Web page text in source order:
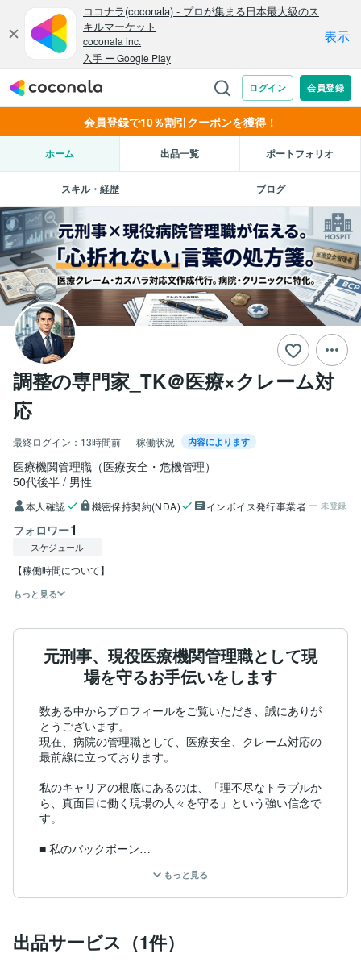
会員登録で10％割引クーポンを獲得！
ホーム 出品一覧 ポートフォリオ
スキル・経歴 ブログ
調整の専門家_TK＠医療×クレーム対
応
最終ログイン： 13時間前 稼働状況 内容によります
医療機関管理職（医療安全・危機管理）
50代後半
男性
本人確認 機密保持契約(NDA) インボイス発行事業者 未登録
フォロワー1
スケジュール
【稼働時間について】
もっと見る
元刑事、現役医療機関管理職として現
場を守るお手伝いをします
数ある中からプロフィールをご覧いただき、誠にありが
とうございます。
現在、病院の管理職として、医療安全、クレーム対応の
最前線に立っております。
私のキャリアの根底にあるのは、「理不尽なトラブルか
ら、真面目に働く現場の人々を守る」という強い信念で
す。
■ 私のバックボーン
き、心理分析に基づいた交渉や事態の収拾に携わってま
いりました。感情が高ぶった相手への接し方、リスクの
現役病院管理職： 大学病院等にて、医療安全管理、ク
もっと見る
出品サービス（1件）